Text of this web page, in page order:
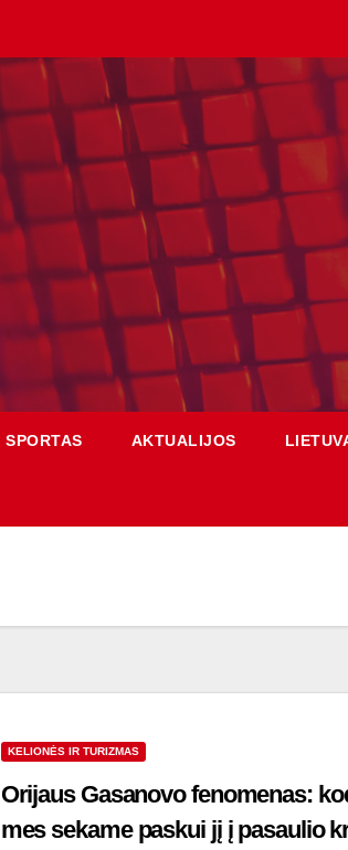
SPORTAS AKTUALIJOS
KELIONĖS IR TURIZMAS
Orijaus Gasanovo fenomenas:
mes sekame paskui jį į pasaulio